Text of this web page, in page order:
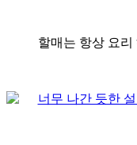
할매는 항상 요